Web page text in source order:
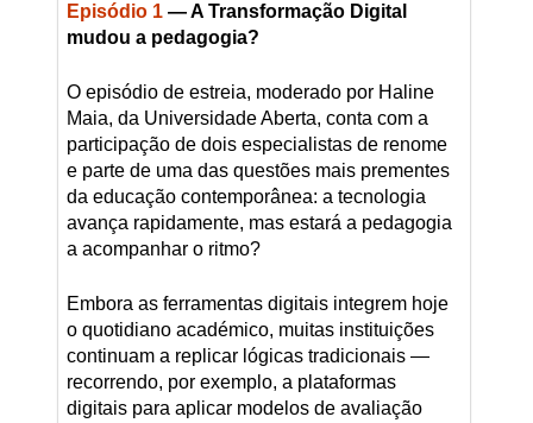
Episódio 1— A Transformação Digital
mudou a pedagogia?
O episódio de estreia, moderado por Haline
Maia, da Universidade Aberta, conta com a
participação de dois especialistas de renome
e parte de uma das questões mais prementes
da educação contemporânea: a tecnologia
avança rapidamente, mas estará a pedagogia
a acompanhar o ritmo?
Embora as ferramentas digitais integrem hoje
o quotidiano académico, muitas instituições
continuam a replicar lógicas tradicionais —
recorrendo, por exemplo, a plataformas
digitais para aplicar modelos de avaliação